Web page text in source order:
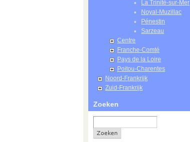
La Trinité-sur-Mer
Noyal-Muzillac
Pénestin
Sarzeau
Centre
Franche-Comté
Pays de la Loire
Poitou-Charentes
Noord-Frankrijk
Zuid-Frankrijk
Zoeken